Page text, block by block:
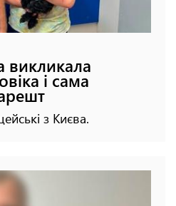
викликала
і сама
з Києва.